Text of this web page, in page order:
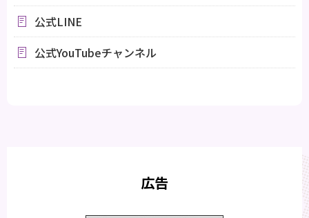
公式LINE
公式YouTubeチャンネル
広告